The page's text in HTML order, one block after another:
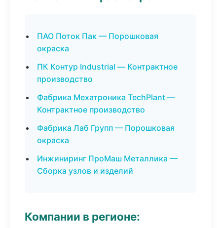
ПАО Поток Пак — Порошковая
окраска
ПК Контур Industrial — Контрактное
производство
Фабрика Мехатроника TechPlant —
Контрактное производство
Фабрика Лаб Групп — Порошковая
окраска
Инжиниринг ПроМаш Металлика —
Сборка узлов и изделий
Компании в регионе: